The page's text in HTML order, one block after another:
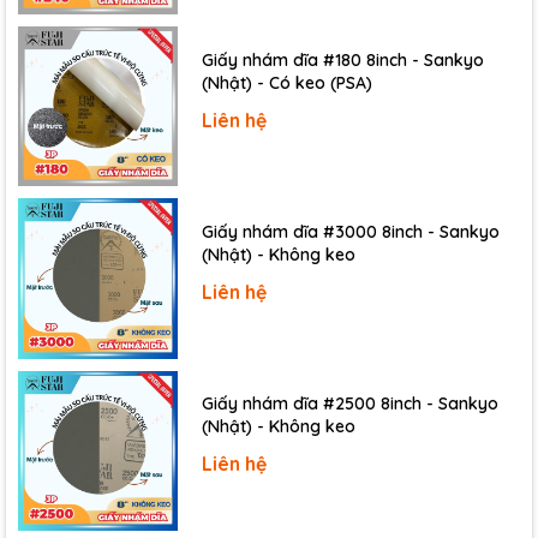
Giấy nhám khô chống tĩnh điện: Được sử dụng để
chà nhám bề mặt gỗ, kim loại, nhựa,... trong môi
trường có nhiều tĩnh điện.
Giấy nhám khô tự dính: Được sử dụng để chà nhám
bề mặt gỗ, kim loại, nhựa,... mà không cần sử dụng
keo dán.
Giấy nhám dĩa #180 8inch - Sankyo
(Nhật) - Có keo (PSA)
Liên hệ
Giấy nhám dĩa #3000 8inch - Sankyo
(Nhật) - Không keo
Liên hệ
Giấy nhám dĩa #2500 8inch - Sankyo
(Nhật) - Không keo
Liên hệ